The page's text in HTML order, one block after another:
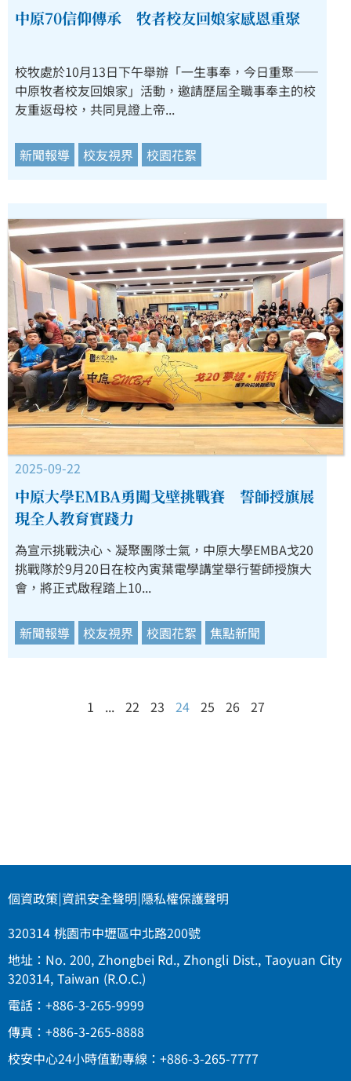
中原70信仰傳承 牧者校友回娘家感恩重聚
校牧處於10月13日下午舉辦「一生事奉，今日重聚——
中原牧者校友回娘家」活動，邀請歷屆全職事奉主的校
友重返母校，共同見證上帝...
新聞報導 校友視界 校園花絮
2025-09-22
中原大學EMBA勇闖戈壁挑戰賽 誓師授旗展
現全人教育實踐力
為宣示挑戰決心、凝聚團隊士氣，中原大學EMBA戈20
挑戰隊於9月20日在校內寅葉電學講堂舉行誓師授旗大
會，將正式啟程踏上10...
新聞報導 校友視界 校園花絮 焦點新聞
1 ... 22 23 24 25 26 27
個資政策|資訊安全聲明|隱私權保護聲明
320314 桃園市中壢區中北路200號
地址：No. 200, Zhongbei Rd., Zhongli Dist., Taoyuan City
320314, Taiwan (R.O.C.)
電話：+886-3-265-9999
傳真：+886-3-265-8888
校安中心24小時值勤專線：+886-3-265-7777